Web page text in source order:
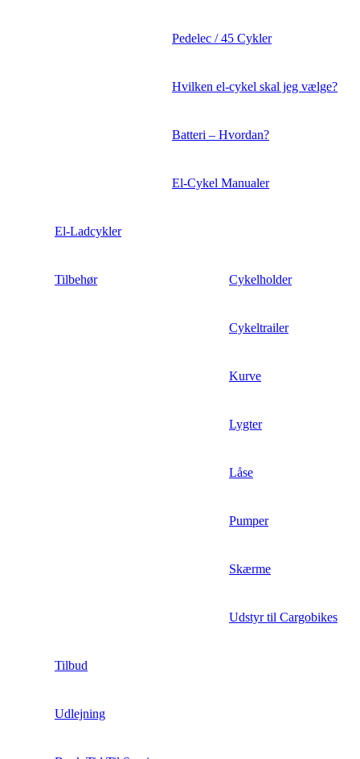
Pedelec / 45 Cykler
Hvilken el-cykel skal jeg vælge?
Batteri – Hvordan?
El-Cykel Manualer
El-Ladcykler
Tilbehør Cykelholder
Cykeltrailer
Kurve
Lygter
Låse
Pumper
Skærme
Udstyr til Cargobikes
Tilbud
Udlejning